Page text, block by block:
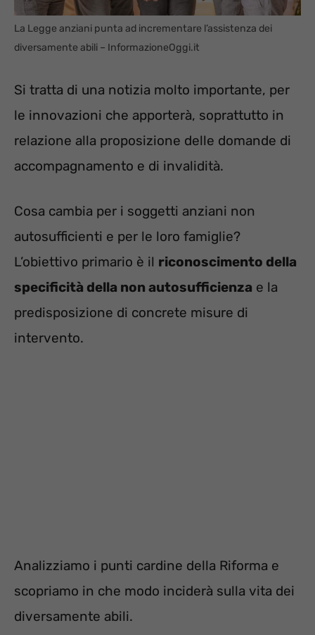
La Legge anziani punta ad incrementare l’assistenza dei
diversamente abili – InformazioneOggi.it
Si tratta di una notizia molto importante, per
le innovazioni che apporterà, soprattutto in
relazione alla proposizione delle domande di
accompagnamento e di invalidità.
Cosa cambia per i soggetti anziani non
autosufficienti e per le loro famiglie?
L’obiettivo primario è il riconoscimento della
specificità della non autosufficienza e la
predisposizione di concrete misure di
intervento.
Analizziamo i punti cardine della Riforma e
scopriamo in che modo inciderà sulla vita dei
diversamente abili.